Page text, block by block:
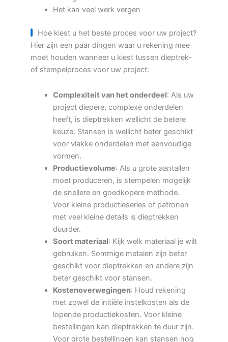
Het kan veel werk vergen
Hoe kiest u het beste proces voor uw project?
Hier zijn een paar dingen waar u rekening mee
moet houden wanneer u kiest tussen dieptrek-
of stempelproces voor uw project:
Complexiteit van het onderdeel: Als uw
project diepere, complexe onderdelen
heeft, is dieptrekken wellicht de betere
keuze. Stansen is wellicht beter geschikt
voor vlakke onderdelen met eenvoudige
vormen.
Productievolume: Als u grote aantallen
moet produceren, is stempelen mogelijk
de snellere en goedkopere methode.
Voor kleine productieseries of patronen
met veel kleine details is dieptrekken
duurder.
Soort materiaal: Kijk welk materiaal je wilt
gebruiken. Sommige metalen zijn beter
geschikt voor dieptrekken en andere zijn
beter geschikt voor stansen.
Kostenoverwegingen: Houd rekening
met zowel de initiële instelkosten als de
lopende productiekosten. Voor kleine
bestellingen kan dieptrekken te duur zijn.
Voor grote bestellingen kan stansen nog